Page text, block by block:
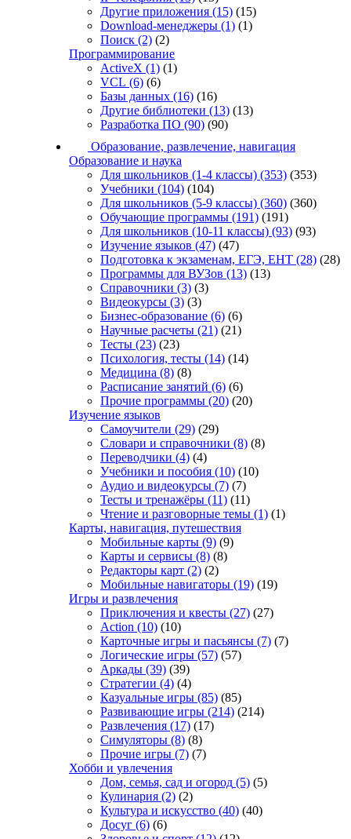
Другие приложения (15) (15)
Download-менеджеры (1) (1)
Поиск (2) (2)
Программирование
ActiveX (1) (1)
VCL (6) (6)
Базы данных (16) (16)
Другие библиотеки (13) (13)
Разработка ПО (90) (90)
Образование, развлечение, навигация
Образование и наука
Для школьников (1-4 классы) (353) (353)
Учебники (104) (104)
Для школьников (5-9 классы) (360) (360)
Обучающие программы (191) (191)
Для школьников (10-11 классы) (93) (93)
Изучение языков (47) (47)
Подготовка к экзаменам, ЕГЭ, ЕНТ (28) (28)
Программы для ВУЗов (13) (13)
Справочники (3) (3)
Видеокурсы (3) (3)
Бизнес-образование (6) (6)
Научные расчеты (21) (21)
Тесты (23) (23)
Психология, тесты (14) (14)
Медицина (8) (8)
Расписание занятий (6) (6)
Прочие программы (20) (20)
Изучение языков
Самоучители (29) (29)
Словари и справочники (8) (8)
Переводчики (4) (4)
Учебники и пособия (10) (10)
Аудио и видеокурсы (7) (7)
Тесты и тренажёры (11) (11)
Чтение и разговорные темы (1) (1)
Карты, навигация, путешествия
Мобильные карты (9) (9)
Карты и сервисы (8) (8)
Редакторы карт (2) (2)
Мобильные навигаторы (19) (19)
Игры и развлечения
Приключения и квесты (27) (27)
Action (10) (10)
Карточные игры и пасьянсы (7) (7)
Логические игры (57) (57)
Аркады (39) (39)
Стратегии (4) (4)
Казуальные игры (85) (85)
Развивающие игры (214) (214)
Развлечения (17) (17)
Симуляторы (8) (8)
Прочие игры (7) (7)
Хобби и увлечения
Дом, семья, сад и огород (5) (5)
Кулинария (2) (2)
Культура и искусство (40) (40)
Досуг (6) (6)